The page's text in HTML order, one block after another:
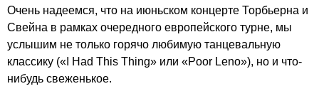
Очень надеемся, что на июньском концерте Торбьерна и
Свейна в рамках очередного европейского турне, мы
услышим не только горячо любимую танцевальную
классику («I Had This Thing» или «Poor Leno»), но и что-
нибудь свеженькое.